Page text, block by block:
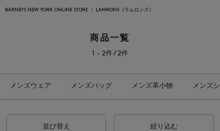
BARNEYS NEW YORK ONLINE STORE LAMRONS（ラムロンズ）
商品一覧
1 - 2件 / 2件
メンズウェア メンズバッグ メンズ革小物 メンズ
並び替え 絞り込む